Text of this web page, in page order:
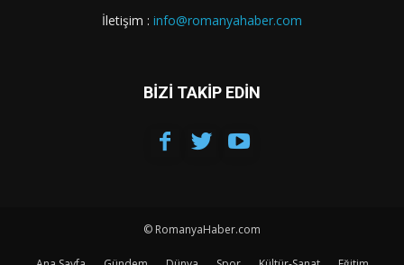
İletişim : info@romanyahaber.com
BİZİ TAKİP EDİN
© RomanyaHaber.com